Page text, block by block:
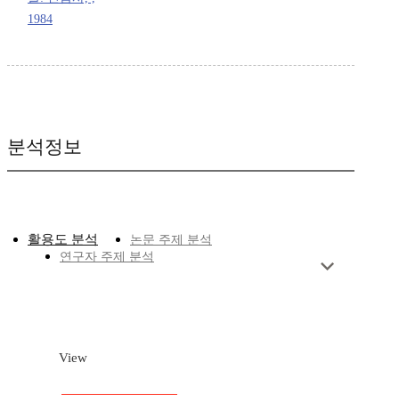
1984
분석정보
활용도 분석
논문 주제 분석
연구자 주제 분석
View